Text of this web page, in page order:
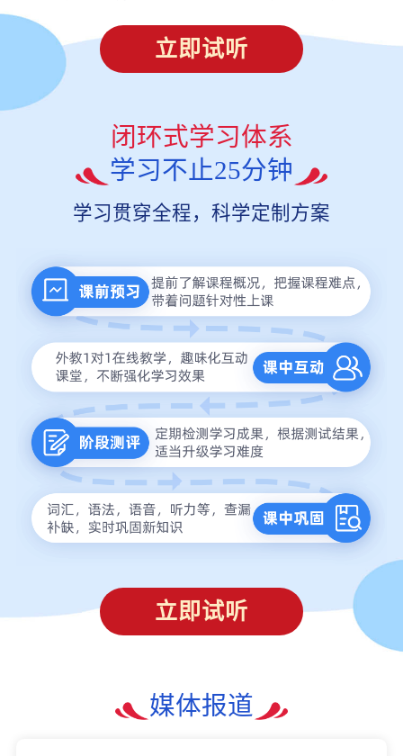
立即试听
闭环式学习体系
学习不止25分钟
学习贯穿全程，科学定制方案
立即试听
媒体报道